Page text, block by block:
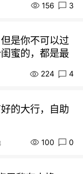
156 3
是你不可以过
蜜的，都是最
224 4
的大行，自助
100 0